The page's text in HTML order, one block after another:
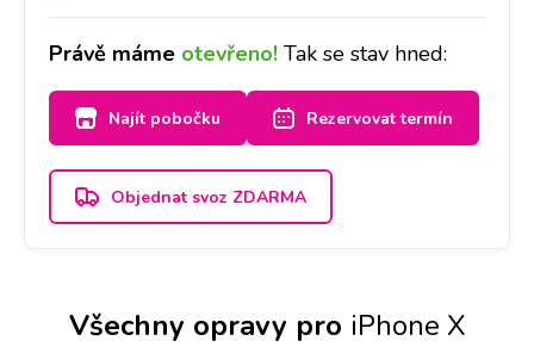
Právě máme otevřeno! Tak se stav hned:
Najít pobočku Rezervovat termín
Objednat svoz ZDARMA
Všechny opravy pro iPhone X